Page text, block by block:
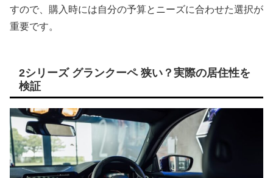
すので、購入時には自分の予算とニーズに合わせた選択が
重要です。
2シリーズ グランクーペ 狭い？実際の居住性を
検証